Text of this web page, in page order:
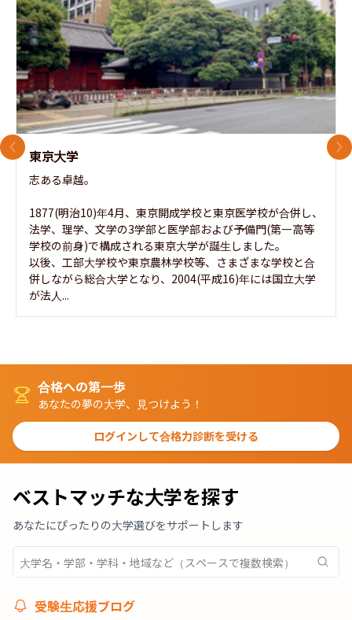
東京大学
志ある卓越。
1877(明治10)年4月、東京開成学校と東京医学校が合併し、
法学、理学、文学の3学部と医学部および予備門(第一高等
学校の前身)で構成される東京大学が誕生しました。
以後、工部大学校や東京農林学校等、さまざまな学校と合
併しながら総合大学となり、2004(平成16)年には国立大学
が法人...
前のスライド 次
合格への第一歩
あなたの夢の大学、見つけよう！
ログインして合格力診断を受ける
ベストマッチな大学を探す
あなたにぴったりの大学選びをサポートします
受験生応援ブログ